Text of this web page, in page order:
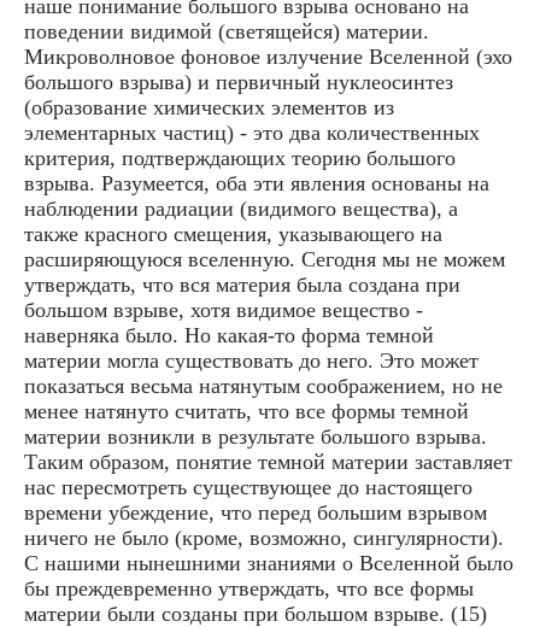
наше понимание большого взрыва основано на
поведении видимой (светящейся) материи.
Микроволновое фоновое излучение Вселенной (эхо
большого взрыва) и первичный нуклеосинтез
(образование химических элементов из
элементарных частиц) - это два количественных
критерия, подтверждающих теорию большого
взрыва. Разумеется, оба эти явления основаны на
наблюдении радиации (видимого вещества), а
также красного смещения, указывающего на
расширяющуюся вселенную. Сегодня мы не можем
утверждать, что вся материя была создана при
большом взрыве, хотя видимое вещество -
наверняка было. Но какая-то форма темной
материи могла существовать до него. Это может
показаться весьма натянутым соображением, но не
менее натянуто считать, что все формы темной
материи возникли в результате большого взрыва.
Таким образом, понятие темной материи заставляет
нас пересмотреть существующее до настоящего
времени убеждение, что перед большим взрывом
ничего не было (кроме, возможно, сингулярности).
С нашими нынешними знаниями о Вселенной было
бы преждевременно утверждать, что все формы
материи были созданы при большом взрыве. (15)